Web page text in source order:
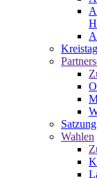
Wahlen